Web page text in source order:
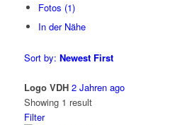
Fotos (1)
In der Nähe
Sort by: Newest First
Logo VDH 2 Jahren ago
Showing 1 result
Filter